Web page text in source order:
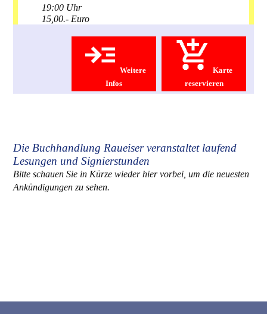
19:00 Uhr
15,00.- Euro
Karte
reservieren
Weitere
Infos
Die Buchhandlung Raueiser veranstaltet laufend
Lesungen und Signierstunden
Bitte schauen Sie in Kürze wieder hier vorbei, um die neuesten
Ankündigungen zu sehen.